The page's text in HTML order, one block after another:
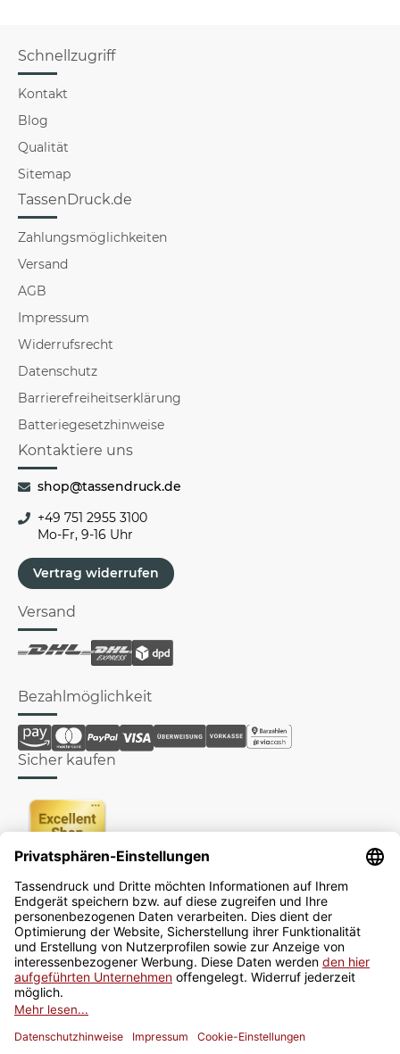
Schnellzugriff
Kontakt
Blog
Qualität
Sitemap
TassenDruck.de
Zahlungsmöglichkeiten
Versand
AGB
Impressum
Widerrufsrecht
Datenschutz
Barrierefreiheitserklärung
Batteriegesetzhinweise
Kontaktiere uns
shop@tassendruck.de
+49 751 2955 3100
Mo-Fr, 9-16 Uhr
Vertrag widerrufen
Versand
Bezahlmöglichkeit
Sicher kaufen
Newsletter